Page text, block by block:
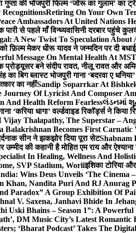
गुप्ता की भोजपुरी फिल्म ‘जोरू का गुलाम’ का
Retiring On Your Own
Ambassadors At United Nations
से पहले माँ विन्ध्यवासिनी दरबार पहुंचे
A New Twist To Speculation
फ़िल्म मेकर धीरू यादव ने जन्मदिन पर दी बधाई,
Message On Mental Health At
प्रोड्यूसर बने संदीप रावत, नीलू रावत और
का बिग ब्लास्ट भोजपुरी गाना ‘बदरवा ए
का नहींSandip Soparrkar At
Journey Of Lyricist And Composer
And Health Reform Fearlessલંડનમાં
‘करिया धागा’ वर्ल्डवाइड रिकॉर्ड्स ने किया
Thalapathy, The Superstar –
Balakrishnan Becomes First
सीन ने झकझोर दिया पूरा सेटShabnam
की कहानी है मोहित एम राय और ऐश्याना
In Healing, Wellness And
SVP Stadium, Worliइशिका टोरिया
Wins Deus Unveils ‘The Cinema
Khan, Nandita Puri And RJ Anurag
Paradox” A Group Exhibition Of
V. Saxena, Janhavi Bhide In
Uski Bhains – Season 1”: A
DM Music City’s Latest Romantic
‘Bharat Podcast’ Takes The